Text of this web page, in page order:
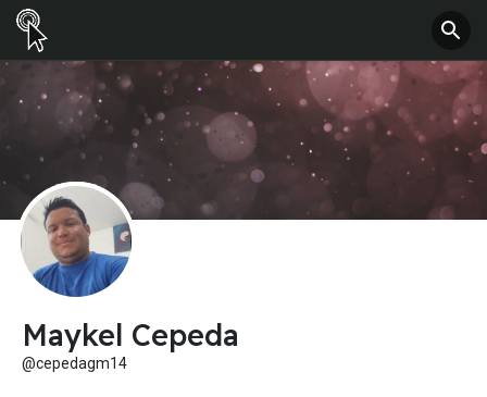
Maykel Cepeda
@cepedagm14